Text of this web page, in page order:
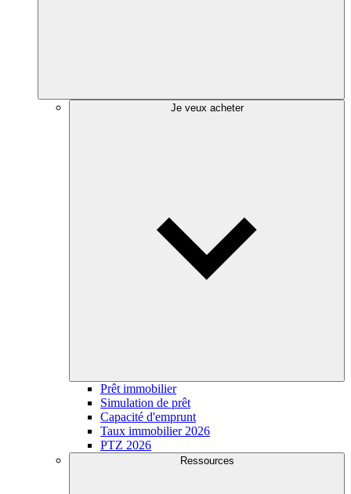
Je veux acheter
Prêt immobilier
Simulation de prêt
Capacité d'emprunt
Taux immobilier 2026
PTZ 2026
Ressources